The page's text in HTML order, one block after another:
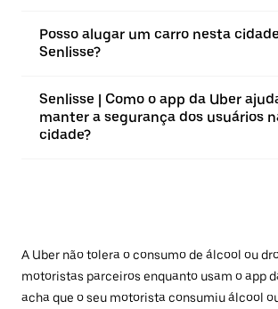
Posso alugar um carro nesta
Senlisse?
Senlisse | Como o app da Uber
manter a segurança dos usuários
cidade?
A Uber não tolera o consumo de álcool ou
motoristas parceiros enquanto usam o app
acha que o seu motorista consumiu álcool